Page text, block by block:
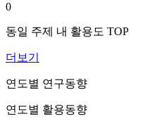
0
동일 주제 내 활용도 TOP
더보기
연도별 연구동향
연도별 활용동향